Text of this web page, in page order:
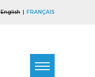
English FRANÇAIS